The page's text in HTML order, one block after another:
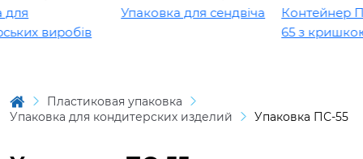
виробів
Упаковка для сендвіча
Контейнер
65 з кришкою
Пластиковая упаковка
Упаковка для кондитерских изделий
Упаковка ПС-55